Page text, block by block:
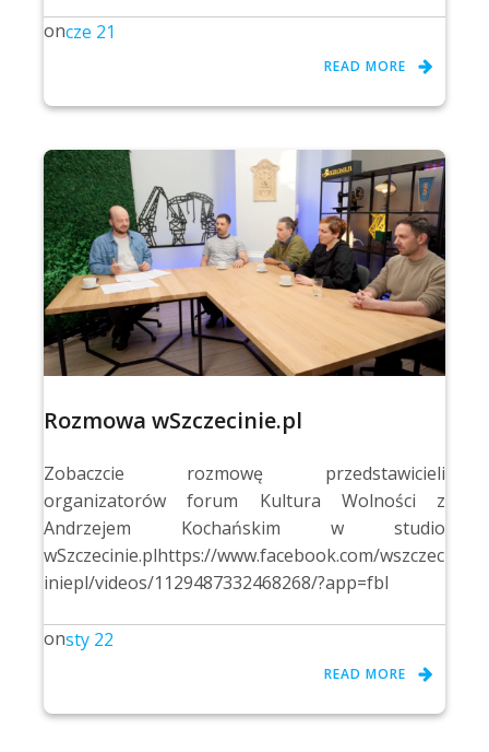
oncze 21
READ MORE
Rozmowa wSzczecinie.pl
Zobaczcie rozmowę przedstawicieli
organizatorów forum Kultura Wolności z
Andrzejem Kochańskim w studio
wSzczecinie.plhttps://www.facebook.com/wszczec
iniepl/videos/1129487332468268/?app=fbl
onsty 22
READ MORE